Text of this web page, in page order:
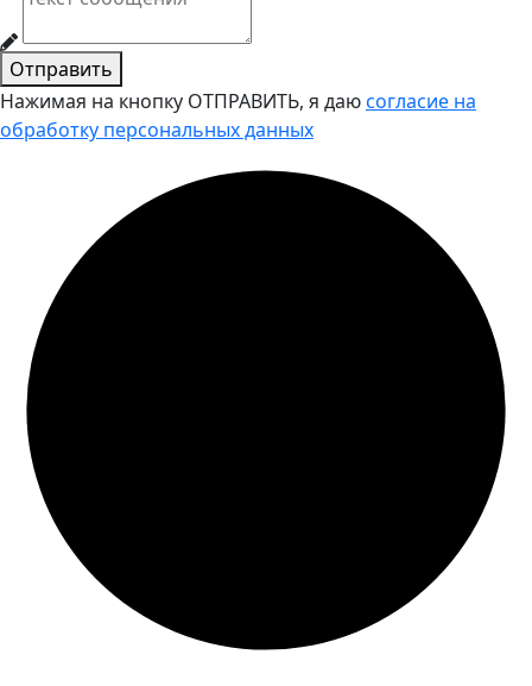
Отправить
Нажимая на кнопку ОТПРАВИТЬ, я даюсогласие на
обработку персональных данных